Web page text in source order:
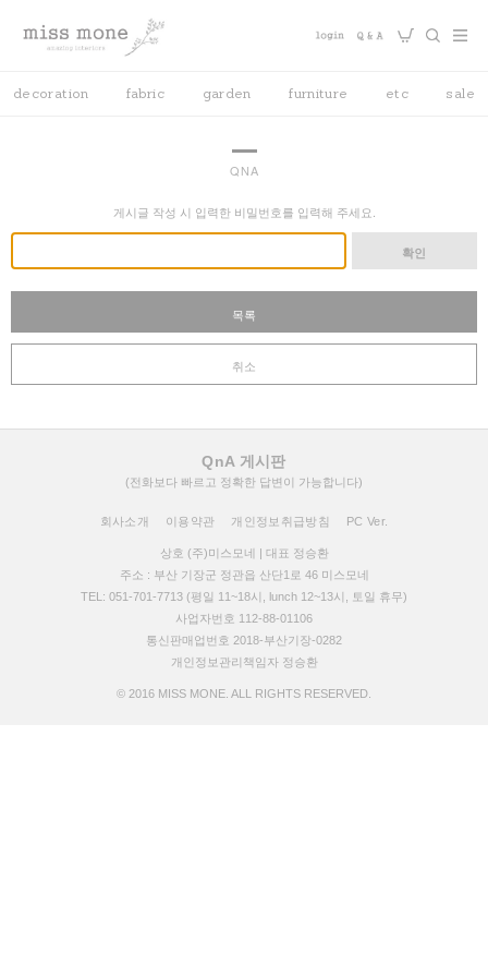
decoration fabric garden furniture etc sale
QNA
게시글 작성 시 입력한 비밀번호를 입력해 주세요.
확인
목록
취소
QnA 게시판
(전화보다 빠르고 정확한 답변이 가능합니다)
회사소개 이용약관 개인정보취급방침 PC Ver.
상호 (주)미스모네 | 대표 정승환
주소 : 부산 기장군 정관읍 산단1로 46 미스모네
TEL: 051-701-7713 (평일 11~18시, lunch 12~13시, 토일 휴무)
사업자번호 112-88-01106
통신판매업번호 2018-부산기장-0282
개인정보관리책임자 정승환
© 2016 MISS MONE. ALL RIGHTS RESERVED.